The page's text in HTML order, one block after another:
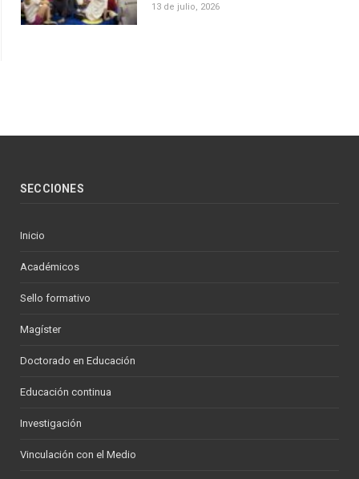
13 de julio, 2026
SECCIONES
Inicio
Académicos
Sello formativo
Magíster
Doctorado en Educación
Educación continua
Investigación
Vinculación con el Medio